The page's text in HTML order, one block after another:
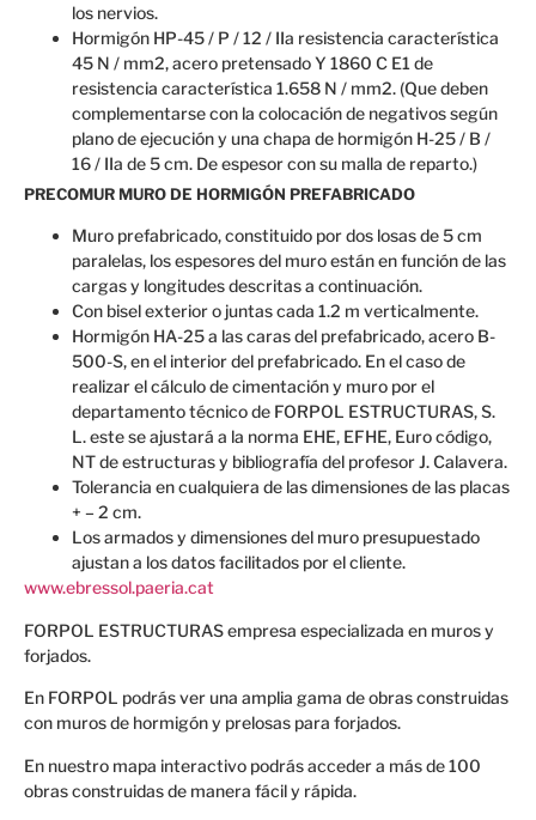
los nervios.
Hormigón HP-45 / P / 12 / IIa resistencia característica
45 N / mm2, acero pretensado Y 1860 C E1 de
resistencia característica 1.658 N / mm2. (Que deben
complementarse con la colocación de negativos según
plano de ejecución y una chapa de hormigón H-25 / B /
16 / IIa de 5 cm. De espesor con su malla de reparto.)
PRECOMUR MURO DE HORMIGÓN PREFABRICADO
Muro prefabricado, constituido por dos losas de 5 cm
paralelas, los espesores del muro están en función de las
cargas y longitudes descritas a continuación.
Con bisel exterior o juntas cada 1.2 m verticalmente.
Hormigón HA-25 a las caras del prefabricado, acero B-
500-S, en el interior del prefabricado. En el caso de
realizar el cálculo de cimentación y muro por el
departamento técnico de FORPOL ESTRUCTURAS, S.
L. este se ajustará a la norma EHE, EFHE, Euro código,
NT de estructuras y bibliografía del profesor J. Calavera.
Tolerancia en cualquiera de las dimensiones de las placas
+ – 2 cm.
Los armados y dimensiones del muro presupuestado
ajustan a los datos facilitados por el cliente.
www.ebressol.paeria.cat
FORPOL ESTRUCTURAS empresa especializada en muros y
forjados.
En FORPOL podrás ver una amplia gama de obras construidas
con muros de hormigón y prelosas para forjados.
En nuestro mapa interactivo podrás acceder a más de 100
obras construidas de manera fácil y rápida.